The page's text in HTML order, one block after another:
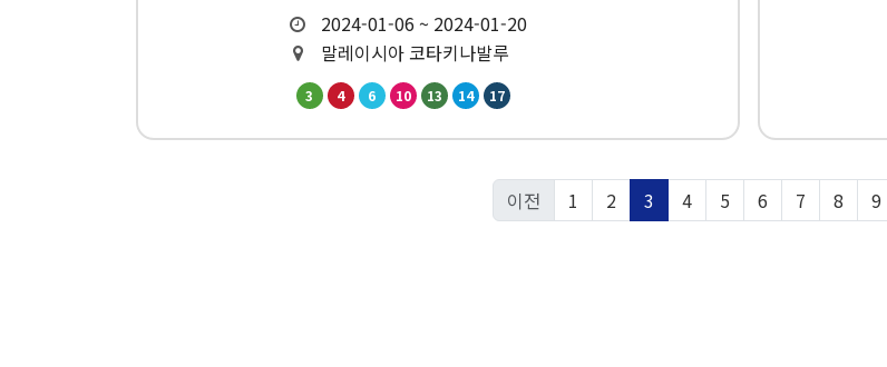
2024-01-06 ~ 2024-01-20
말레이시아 코타키나발루
3 4 6 10 13 14 17
이전 1 2 3 4 5 6 7 8 9